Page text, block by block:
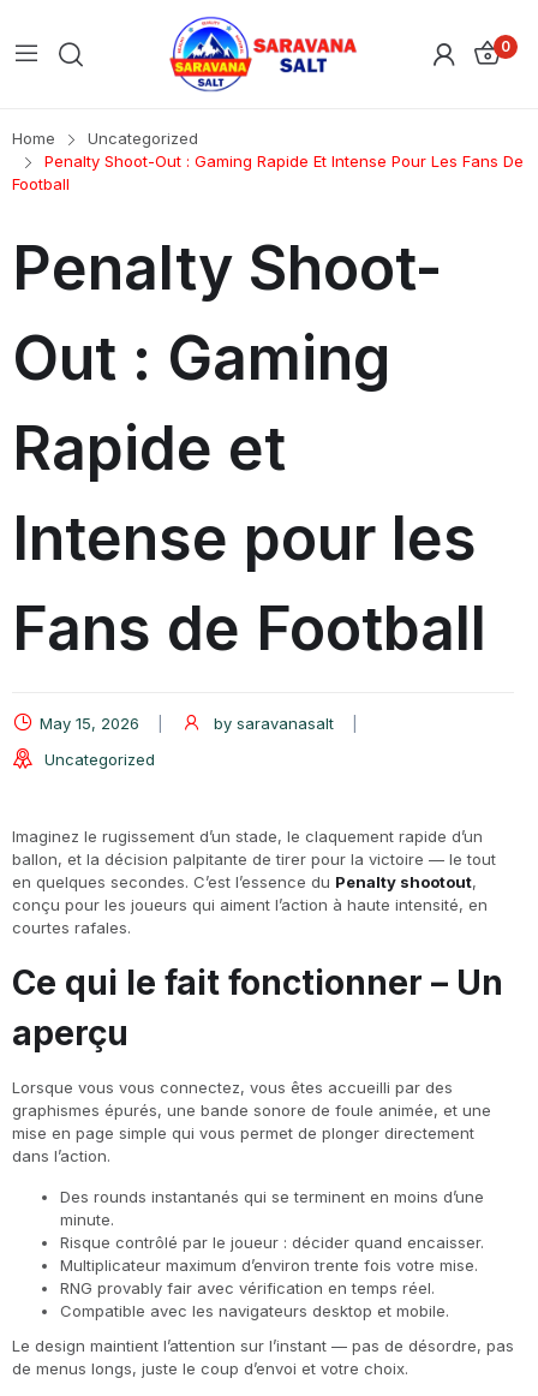
0
Home
Uncategorized
Penalty Shoot-Out : Gaming Rapide Et Intense Pour Les Fans De
Football
Penalty Shoot-
Out : Gaming
Rapide et
Intense pour les
Fans de Football
May 15, 2026 by saravanasalt
Uncategorized
Imaginez le rugissement d’un stade, le claquement rapide d’un
ballon, et la décision palpitante de tirer pour la victoire — le tout
en quelques secondes. C’est l’essence du Penalty shootout,
conçu pour les joueurs qui aiment l’action à haute intensité, en
courtes rafales.
Ce qui le fait fonctionner – Un
aperçu
Lorsque vous vous connectez, vous êtes accueilli par des
graphismes épurés, une bande sonore de foule animée, et une
mise en page simple qui vous permet de plonger directement
dans l’action.
Des rounds instantanés qui se terminent en moins d’une
minute.
Risque contrôlé par le joueur : décider quand encaisser.
Multiplicateur maximum d’environ trente fois votre mise.
RNG provably fair avec vérification en temps réel.
Compatible avec les navigateurs desktop et mobile.
Le design maintient l’attention sur l’instant — pas de désordre, pas
de menus longs, juste le coup d’envoi et votre choix.